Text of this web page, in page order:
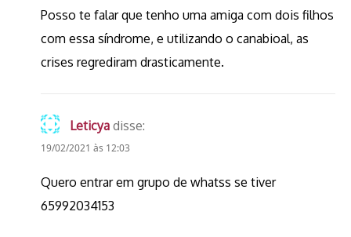
Posso te falar que tenho uma amiga com dois filhos
com essa síndrome, e utilizando o canabioal, as
crises regrediram drasticamente.
Leticya disse:
19/02/2021 às 12:03
Quero entrar em grupo de whatss se tiver
65992034153